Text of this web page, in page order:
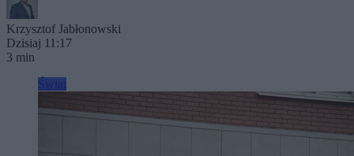
Krzysztof Jabłonowski
Dzisiaj 11:17
3 min